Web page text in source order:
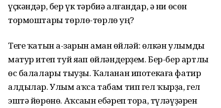
үҫкәндәр, бер үк тәрбиә алғандар, ә ни өсөн
тормоштары төрлө-төрлө һуң?
Теге ҡатын аһ-зарын һаман һөйләй: өлкән улымды
матур итеп туй яһап өйләндерҙем. Бер-бер артлы
өс балалары тыуҙы. Ҡаланан ипотекаға фатир
алдылар. Улым аҡса табам тип гел ҡырҙа, гел
эштә йөрөнө. Аҡсаһын ебәреп тора, түләүҙәрен